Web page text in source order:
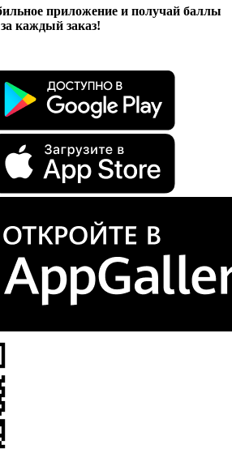
приложение и получай баллы
за каждый заказ!